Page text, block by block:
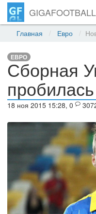
GIGAFOOTBALL
Главная Евро
ЕВРО
Сборная
18 ноя 2015 15:28, 0